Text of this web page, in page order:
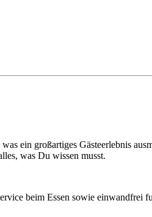
ein großartiges Gästeerlebnis
was Du wissen musst.
beim Essen sowie einwandfrei